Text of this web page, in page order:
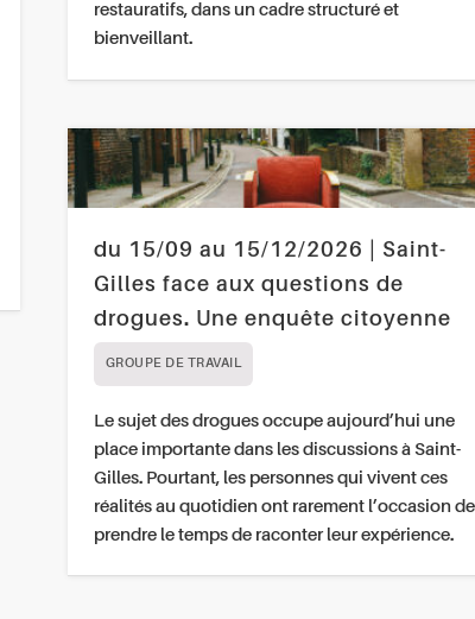
restauratifs, dans un cadre structuré et
bienveillant.
du 15/09 au 15/12/2026 | Saint-
Gilles face aux questions de
drogues. Une enquête citoyenne
GROUPE DE TRAVAIL
Le sujet des drogues occupe aujourd’hui une
place importante dans les discussions à Saint-
Gilles. Pourtant, les personnes qui vivent ces
réalités au quotidien ont rarement l’occasion de
prendre le temps de raconter leur expérience.